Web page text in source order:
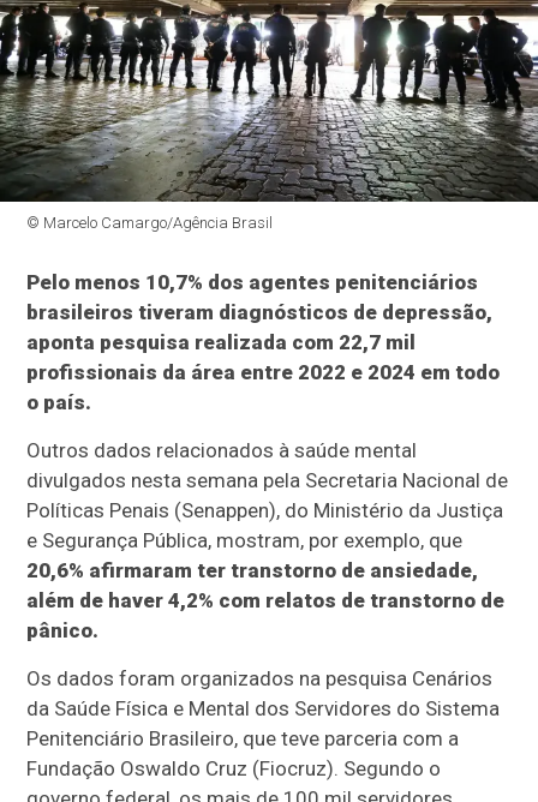
© Marcelo Camargo/Agência Brasil
Pelo menos 10,7% dos agentes penitenciários
brasileiros tiveram diagnósticos de depressão,
aponta pesquisa realizada com 22,7 mil
profissionais da área entre 2022 e 2024 em todo
o país.
Outros dados relacionados à saúde mental
divulgados nesta semana pela Secretaria Nacional de
Políticas Penais (Senappen), do Ministério da Justiça
e Segurança Pública, mostram, por exemplo, que
20,6% afirmaram ter transtorno de ansiedade,
além de haver 4,2% com relatos de transtorno de
pânico.
Os dados foram organizados na pesquisa Cenários
da Saúde Física e Mental dos Servidores do Sistema
Penitenciário Brasileiro, que teve parceria com a
Fundação Oswaldo Cruz (Fiocruz). Segundo o